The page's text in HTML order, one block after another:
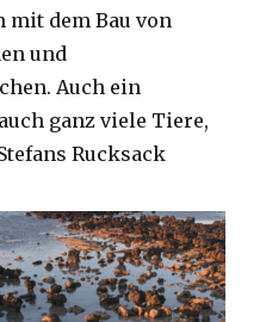
dem Bau von
und
Auch ein
ganz viele Tiere,
Rucksack